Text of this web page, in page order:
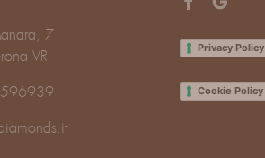
7
VR
Privacy Policy
Cookie Policy